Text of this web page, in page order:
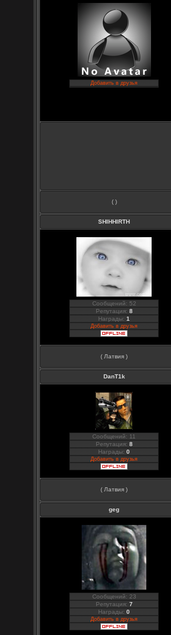
Добавить в друзья
( )
SHIHHIRTH
Сообщений: 52
Репутация: 8
Награды:1
Добавить в друзья
( Латвия )
DanT1k
Сообщений: 11
Репутация: 8
Награды:0
Добавить в друзья
( Латвия )
geg
Сообщений: 23
Репутация: 7
Награды:0
Добавить в друзья